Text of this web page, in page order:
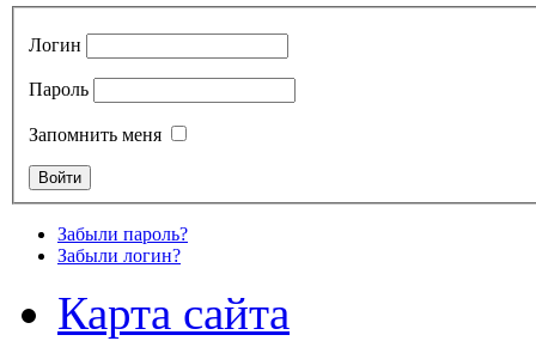
Логин
Пароль
Запомнить меня
Забыли пароль?
Забыли логин?
Карта сайта